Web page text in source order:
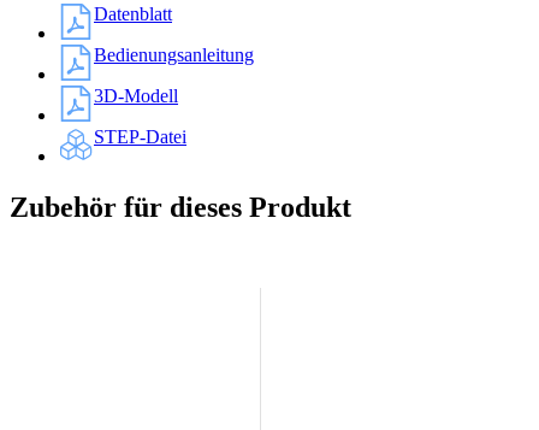
Datenblatt
Bedienungsanleitung
3D-Modell
STEP-Datei
Zubehör für dieses Produkt